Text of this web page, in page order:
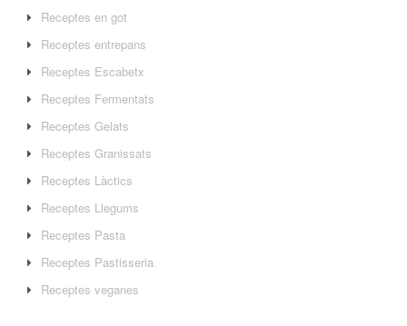
Receptes en got
Receptes entrepans
Receptes Escabetx
Receptes Fermentats
Receptes Gelats
Receptes Granissats
Receptes Làctics
Receptes Llegums
Receptes Pasta
Receptes Pastisseria
Receptes veganes